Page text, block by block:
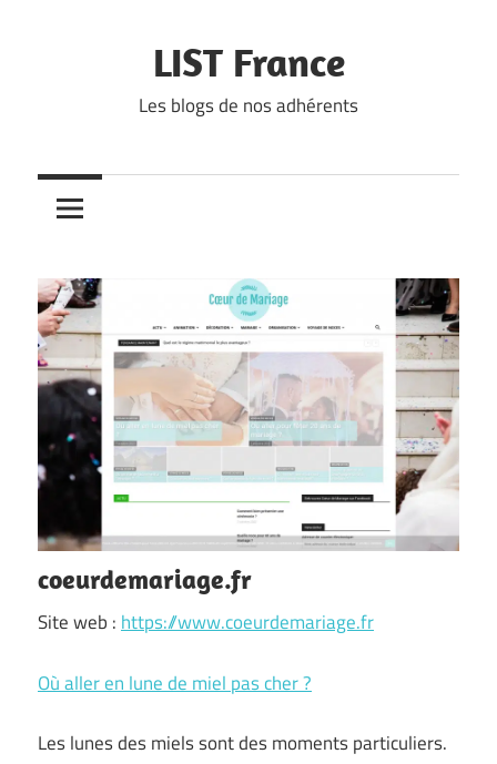
LIST France
Les blogs de nos adhérents
coeurdemariage.fr
Site web : https://www.coeurdemariage.fr
Où aller en lune de miel pas cher ?
Les lunes des miels sont des moments particuliers.